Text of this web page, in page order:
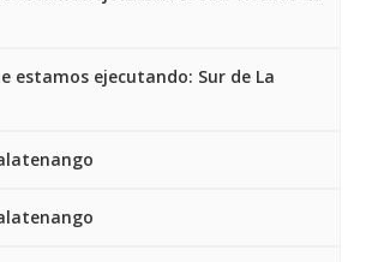
estamos ejecutando: Sur de La